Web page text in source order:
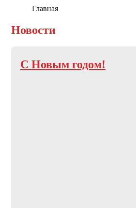
Главная
Новости
С Новым годом!